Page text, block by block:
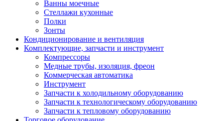
Ванны моечные
Стеллажи кухонные
Полки
Зонты
Кондиционирование и вентиляция
Комплектующие, запчасти и инструмент
Компрессоры
Медные трубы, изоляция, фреон
Коммерческая автоматика
Инструмент
Запчасти к холодильному оборудованию
Запчасти к технологическому оборудованию
Запчасти к тепловому оборудованию